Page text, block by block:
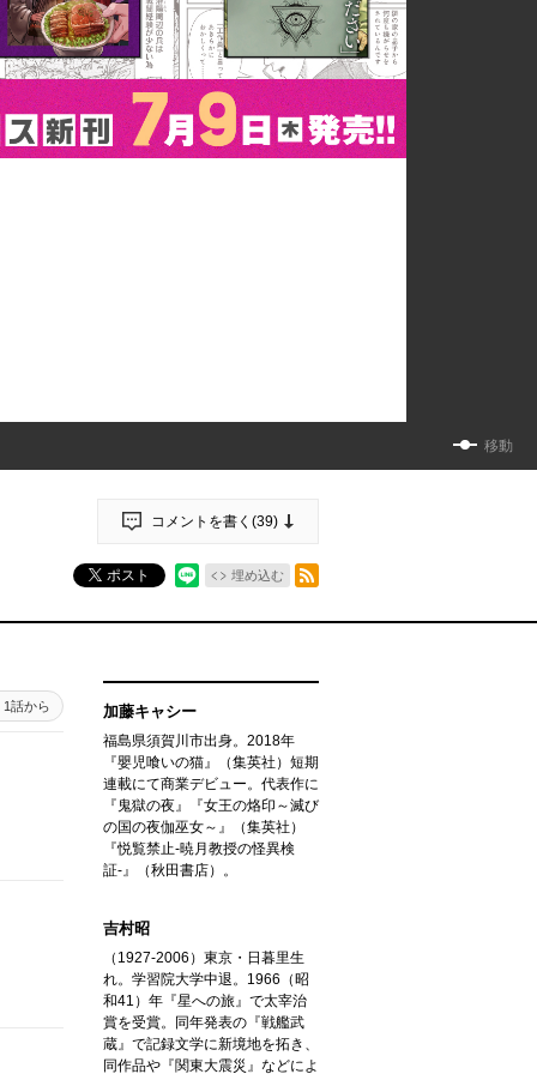
移動
コメントを書く(39)
ポスト 埋め込む
1話から 加藤キャシー
福島県須賀川市出身。2018年
『嬰児喰いの猫』（集英社）短期
連載にて商業デビュー。代表作に
『鬼獄の夜』『女王の烙印～滅び
の国の夜伽巫女～』（集英社）
『悦覧禁止-暁月教授の怪異検
証-』（秋田書店）。
吉村昭
（1927-2006）東京・日暮里生
れ。学習院大学中退。1966（昭
和41）年『星への旅』で太宰治
賞を受賞。同年発表の『戦艦武
蔵』で記録文学に新境地を拓き、
同作品や『関東大震災』などによ